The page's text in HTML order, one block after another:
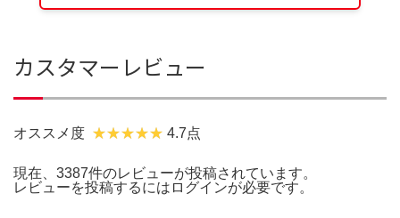
カスタマーレビュー
オススメ度 4.7点
現在、3387件のレビューが投稿されています。
レビューを投稿するには ログインが必要です。